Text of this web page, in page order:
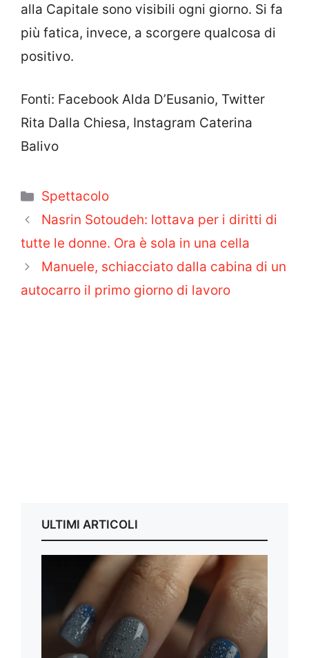
alla Capitale sono visibili ogni giorno. Si fa
più fatica, invece, a scorgere qualcosa di
positivo.
Fonti: Facebook Alda D’Eusanio, Twitter
Rita Dalla Chiesa, Instagram Caterina
Balivo
Categorie
Spettacolo
Nasrin Sotoudeh: lottava per i diritti di
tutte le donne. Ora è sola in una cella
Manuele, schiacciato dalla cabina di un
autocarro il primo giorno di lavoro
ULTIMI ARTICOLI